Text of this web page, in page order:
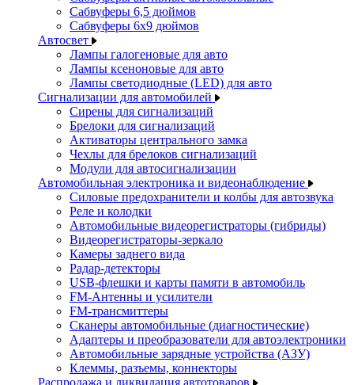
Сабвуферы 6,5 дюймов
Сабвуферы 6x9 дюймов
Автосвет
Лампы галогеновые для авто
Лампы ксеноновые для авто
Лампы светодиодные (LED) для авто
Сигнализации для автомобилей
Сирены для сигнализаций
Брелоки для сигнализаций
Активаторы центрального замка
Чехлы для брелоков сигнализаций
Модули для автосигнализации
Автомобильная электроника и видеонаблюдение
Силовые предохранители и колбы для автозвука
Реле и колодки
Автомобильные видеорегистраторы (гибриды)
Видеорегистраторы-зеркало
Камеры заднего вида
Радар-детекторы
USB-флешки и карты памяти в автомобиль
FM-Антенны и усилители
FM-трансмиттеры
Сканеры автомобильные (диагностические)
Адаптеры и преобразователи для автоэлектроники
Автомобильные зарядные устройства (АЗУ)
Клеммы, разъемы, коннекторы
Распродажа и ликвидация автотоваров